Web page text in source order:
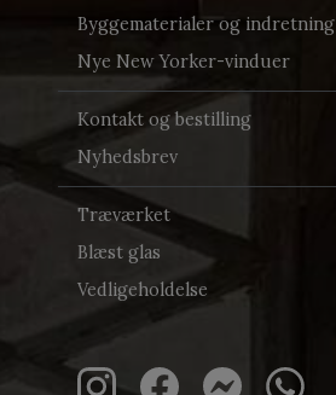
Byggematerialer og indretning
Nye New Yorker-vinduer
Kontakt og bestilling
Nyhedsbrev
Træværket
Blæst glas
Vedligeholdelse